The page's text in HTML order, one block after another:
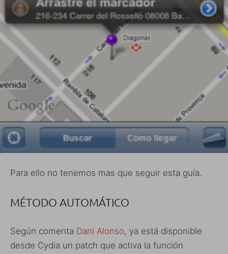
Para ello no tenemos mas que seguir esta guía.
MÉTODO AUTOMÁTICO
Según comenta Dani Alonso, ya está disponible
desde Cydia un patch que activa la función